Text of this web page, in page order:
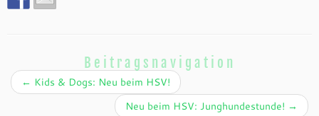
Beitragsnavigation
← Kids & Dogs: Neu beim HSV!
Neu beim HSV: Junghundestunde! →